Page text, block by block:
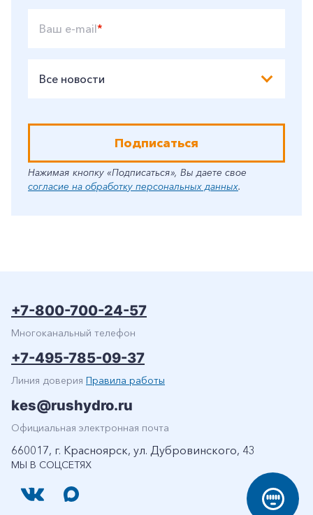
Ваш e-mail*
Все новости
Подписаться
Нажимая кнопку «Подписаться», Вы даете свое
согласие на обработку персональных данных.
МЫ В СОЦСЕТЯХ
+7-800-700-24-57
Многоканальный телефон
+7-495-785-09-37
Линия доверия Правила работы
kes@rushydro.ru
Официальная электронная почта
660017, г. Красноярск, ул. Дубровинского, 43